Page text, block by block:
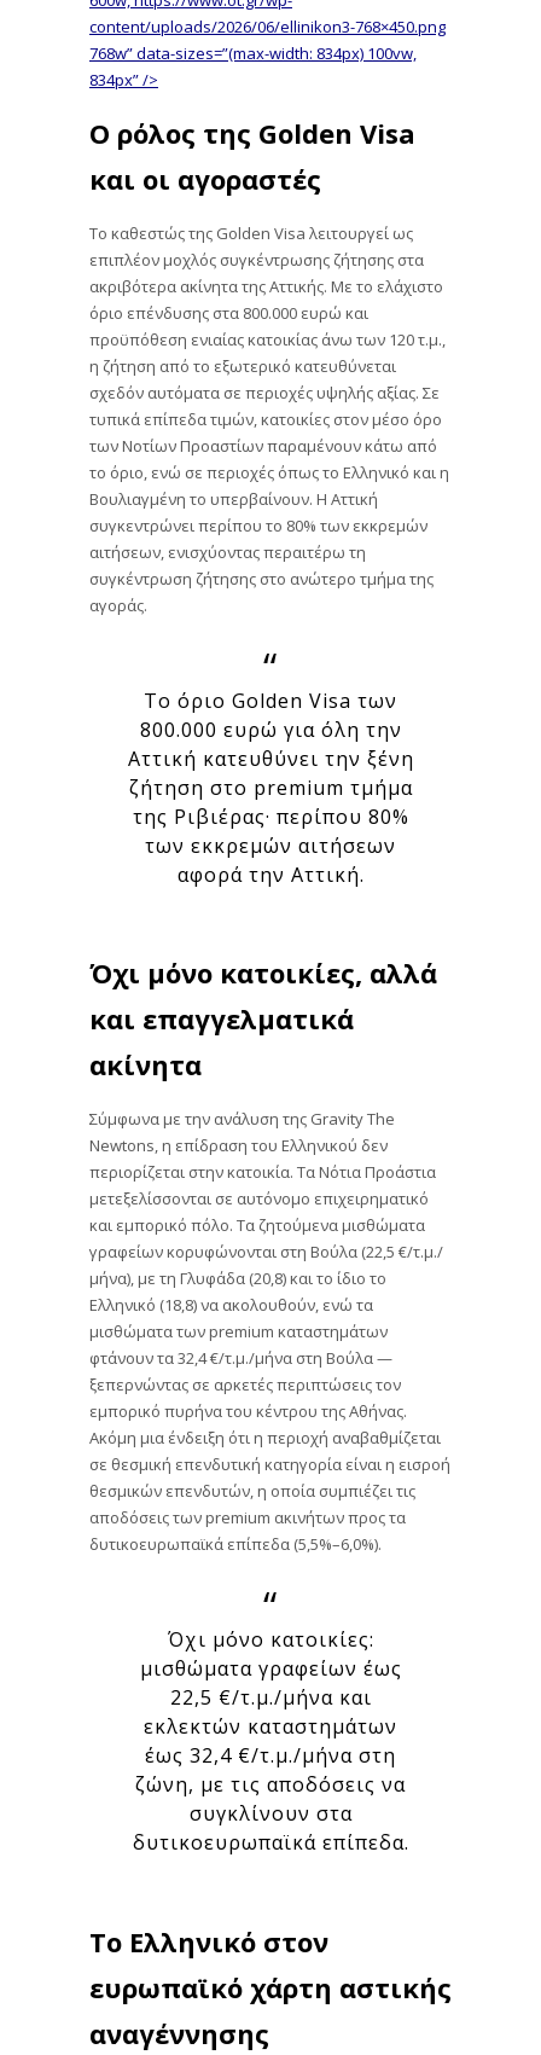
content/uploads/2026/06/ellinikon3-768×450.png
768w” data-sizes=”(max-width: 834px) 100vw,
834px” />
Ο ρόλος της Golden Visa
και οι αγοραστές
Το καθεστώς της Golden Visa λειτουργεί ως
επιπλέον μοχλός συγκέντρωσης ζήτησης στα
ακριβότερα ακίνητα της Αττικής. Με το ελάχιστο
όριο επένδυσης στα 800.000 ευρώ και
προϋπόθεση ενιαίας κατοικίας άνω των 120 τ.μ.,
η ζήτηση από το εξωτερικό κατευθύνεται
σχεδόν αυτόματα σε περιοχές υψηλής αξίας. Σε
τυπικά επίπεδα τιμών, κατοικίες στον μέσο όρο
των Νοτίων Προαστίων παραμένουν κάτω από
το όριο, ενώ σε περιοχές όπως το Ελληνικό και η
Βουλιαγμένη το υπερβαίνουν. Η Αττική
συγκεντρώνει περίπου το 80% των εκκρεμών
αιτήσεων, ενισχύοντας περαιτέρω τη
συγκέντρωση ζήτησης στο ανώτερο τμήμα της
αγοράς.
Το όριο Golden Visa των
800.000 ευρώ για όλη την
Αττική κατευθύνει την ξένη
ζήτηση στο premium τμήμα
της Ριβιέρας· περίπου 80%
των εκκρεμών αιτήσεων
αφορά την Αττική.
Όχι μόνο κατοικίες, αλλά
και επαγγελματικά
ακίνητα
Σύμφωνα με την ανάλυση της Gravity The
Newtons, η επίδραση του Ελληνικού δεν
περιορίζεται στην κατοικία. Τα Νότια Προάστια
μετεξελίσσονται σε αυτόνομο επιχειρηματικό
και εμπορικό πόλο. Τα ζητούμενα μισθώματα
γραφείων κορυφώνονται στη Βούλα (22,5 €/τ.μ./
μήνα), με τη Γλυφάδα (20,8) και το ίδιο το
Ελληνικό (18,8) να ακολουθούν, ενώ τα
μισθώματα των premium καταστημάτων
φτάνουν τα 32,4 €/τ.μ./μήνα στη Βούλα —
ξεπερνώντας σε αρκετές περιπτώσεις τον
εμπορικό πυρήνα του κέντρου της Αθήνας.
Ακόμη μια ένδειξη ότι η περιοχή αναβαθμίζεται
σε θεσμική επενδυτική κατηγορία είναι η εισροή
θεσμικών επενδυτών, η οποία συμπιέζει τις
αποδόσεις των premium ακινήτων προς τα
δυτικοευρωπαϊκά επίπεδα (5,5%–6,0%).
Όχι μόνο κατοικίες:
μισθώματα γραφείων έως
22,5 €/τ.μ./μήνα και
εκλεκτών καταστημάτων
έως 32,4 €/τ.μ./μήνα στη
ζώνη, με τις αποδόσεις να
συγκλίνουν στα
δυτικοευρωπαϊκά επίπεδα.
Το Ελληνικό στον
ευρωπαϊκό χάρτη αστικής
αναγέννησης